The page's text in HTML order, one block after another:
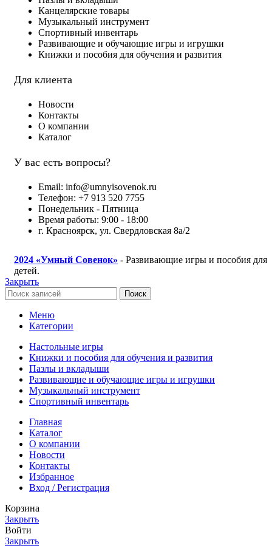
Канцелярские товары
Музыкальный инструмент
Спортивный инвентарь
Развивающие и обучающие игры и игрушки
Книжки и пособия для обучения и развития
Для клиента
Новости
Контакты
О компании
Каталог
У вас есть вопросы?
Email: info@umnyisovenok.ru
Телефон: +7 913 520 7755
Понедельник - Пятница
Время работы: 9:00 - 18:00
г. Красноярск, ул. Свердловская 8а/2
2024 «Умный Совенок» - Развивающие игры и пособия для
детей.
Закрыть
Поиск
Меню
Категории
Настольные игры
Книжки и пособия для обучения и развития
Пазлы и вкладыши
Развивающие и обучающие игры и игрушки
Музыкальный инструмент
Спортивный инвентарь
Главная
Каталог
О компании
Новости
Контакты
Избранное
Вход / Регистрация
Корзина
Закрыть
Войти
Закрыть